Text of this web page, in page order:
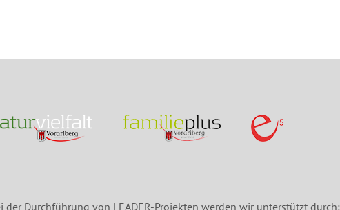
der Durchführung von LEADER-Projekten werden wir unterstützt durch: